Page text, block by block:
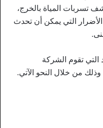
تسربات المياة بالخرج،
التي يمكن أن تحدث
التي تقوم الشركة
من خلال النحو الآتي.